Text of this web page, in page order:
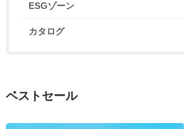
ESGゾーン
カタログ
ベストセール